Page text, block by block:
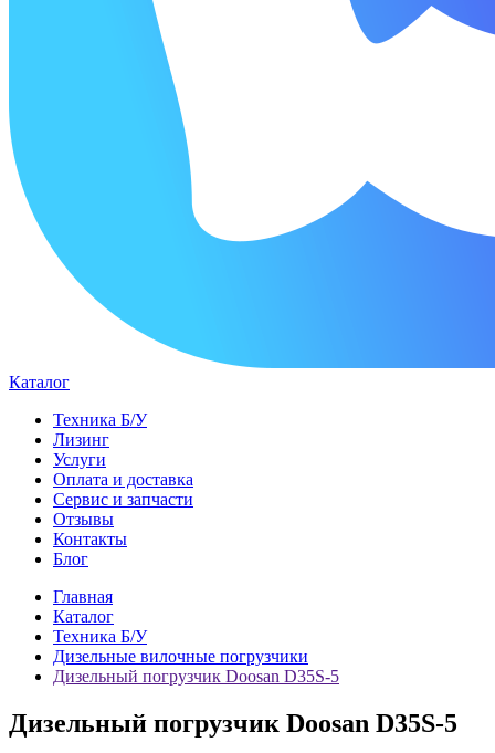
Каталог
Техника Б/У
Лизинг
Услуги
Оплата и доставка
Сервис и запчасти
Отзывы
Контакты
Блог
Главная
Каталог
Техника Б/У
Дизельные вилочные погрузчики
Дизельный погрузчик Doosan D35S-5
Дизельный погрузчик Doosan D35S-5